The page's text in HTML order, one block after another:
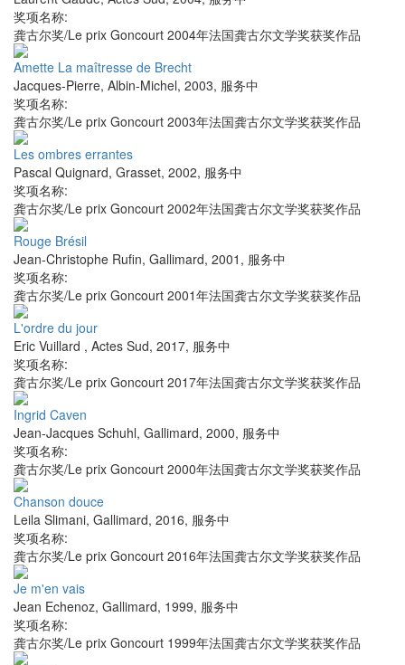
奖项名称:
龚古尔奖/Le prix Goncourt 2004年法国龚古尔文学奖获奖作品
Amette La maîtresse de Brecht
Jacques-Pierre, Albin-Michel, 2003, 服务中
奖项名称:
龚古尔奖/Le prix Goncourt 2003年法国龚古尔文学奖获奖作品
Les ombres errantes
Pascal Quignard, Grasset, 2002, 服务中
奖项名称:
龚古尔奖/Le prix Goncourt 2002年法国龚古尔文学奖获奖作品
Rouge Brésil
Jean-Christophe Rufin, Gallimard, 2001 , 服务中
奖项名称:
龚古尔奖/Le prix Goncourt 2001年法国龚古尔文学奖获奖作品
L'ordre du jour
Eric Vuillard , Actes Sud, 2017, 服务中
奖项名称:
龚古尔奖/Le prix Goncourt 2017年法国龚古尔文学奖获奖作品
Ingrid Caven
Jean-Jacques Schuhl, Gallimard, 2000, 服务中
奖项名称:
龚古尔奖/Le prix Goncourt 2000年法国龚古尔文学奖获奖作品
Chanson douce
Leila Slimani, Gallimard, 2016, 服务中
奖项名称:
龚古尔奖/Le prix Goncourt 2016年法国龚古尔文学奖获奖作品
Je m'en vais
Jean Echenoz, Gallimard, 1999, 服务中
奖项名称:
龚古尔奖/Le prix Goncourt 1999年法国龚古尔文学奖获奖作品